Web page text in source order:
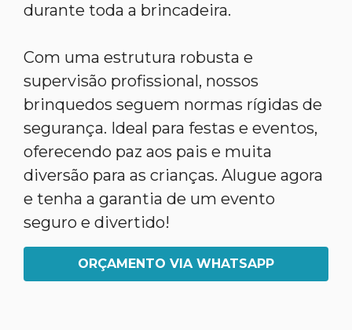
durante toda a brincadeira.
Com uma estrutura robusta e
supervisão profissional, nossos
brinquedos seguem normas rígidas de
segurança. Ideal para festas e eventos,
oferecendo paz aos pais e muita
diversão para as crianças. Alugue agora
e tenha a garantia de um evento
seguro e divertido!
ORÇAMENTO VIA WHATSAPP